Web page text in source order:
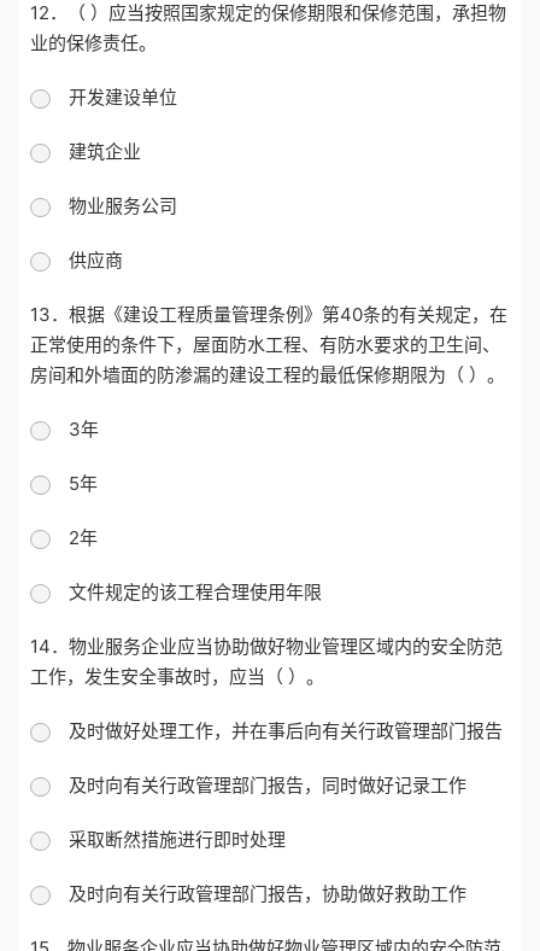
12．（ ）应当按照国家规定的保修期限和保修范围，承担物
业的保修责任。
开发建设单位
建筑企业
物业服务公司
供应商
13．根据《建设工程质量管理条例》第40条的有关规定，在
正常使用的条件下，屋面防水工程、有防水要求的卫生间、
房间和外墙面的防渗漏的建设工程的最低保修期限为（ ）。
3年
5年
2年
文件规定的该工程合理使用年限
14．物业服务企业应当协助做好物业管理区域内的安全防范
工作，发生安全事故时，应当（ ）。
及时做好处理工作，并在事后向有关行政管理部门报告
及时向有关行政管理部门报告，同时做好记录工作
采取断然措施进行即时处理
及时向有关行政管理部门报告，协助做好救助工作